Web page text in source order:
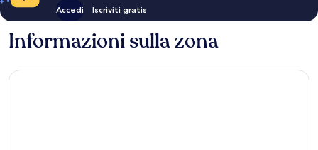
Accedi Iscriviti gratis
Informazioni sulla zona